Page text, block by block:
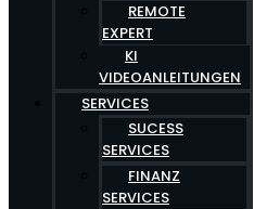
REMOTE
EXPERT
KI
VIDEOANLEITUNGEN
SERVICES
SUCESS
SERVICES
FINANZ
SERVICES